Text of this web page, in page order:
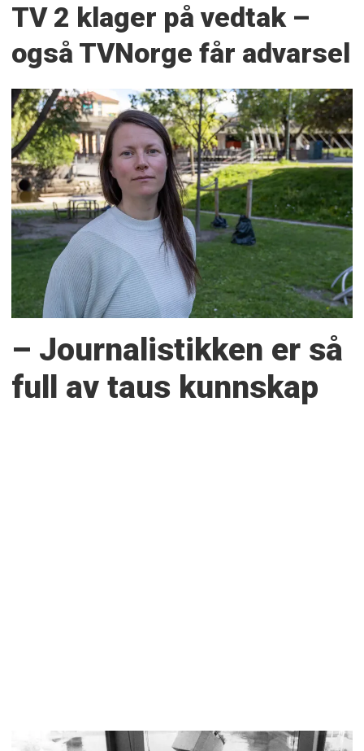
TV 2 klager på vedtak –
også TVNorge får advarsel
– Journalistikken er så
full av taus kunnskap